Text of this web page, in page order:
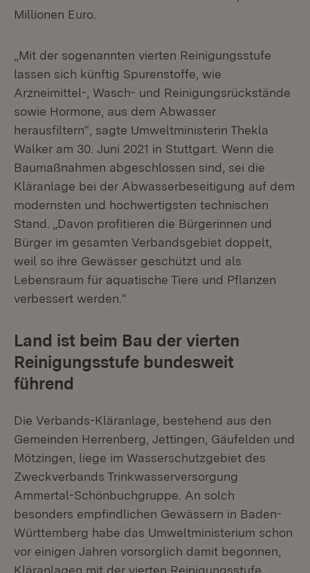
Millionen Euro.
„Mit der sogenannten vierten Reinigungsstufe
lassen sich künftig Spurenstoffe, wie
Arzneimittel-, Wasch- und Reinigungsrückstände
sowie Hormone, aus dem Abwasser
herausfiltern“, sagte Umweltministerin Thekla
Walker am 30. Juni 2021 in Stuttgart. Wenn die
Baumaßnahmen abgeschlossen sind, sei die
Kläranlage bei der Abwasserbeseitigung auf dem
modernsten und hochwertigsten technischen
Stand. „Davon profitieren die Bürgerinnen und
Bürger im gesamten Verbandsgebiet doppelt,
weil so ihre Gewässer geschützt und als
Lebensraum für aquatische Tiere und Pflanzen
verbessert werden.“
Land ist beim Bau der vierten
Reinigungsstufe bundesweit
führend
Die Verbands-Kläranlage, bestehend aus den
Gemeinden Herrenberg, Jettingen, Gäufelden und
Mötzingen, liege im Wasserschutzgebiet des
Zweckverbands Trinkwasserversorgung
Ammertal-Schönbuchgruppe. An solch
besonders empfindlichen Gewässern in Baden-
Württemberg habe das Umweltministerium schon
vor einigen Jahren vorsorglich damit begonnen,
Kläranlagen mit der vierten Reinigungsstufe